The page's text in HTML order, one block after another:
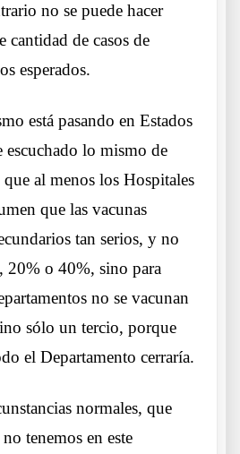
no se puede hacer
cantidad de casos de
esperados.
está pasando en Estados
lo mismo de
al menos los Hospitales
que las vacunas
tan serios, y no
20% o 40%, sino para
no se vacunan
sólo un tercio, porque
el Departamento cerraría.
normales, que
tenemos en este